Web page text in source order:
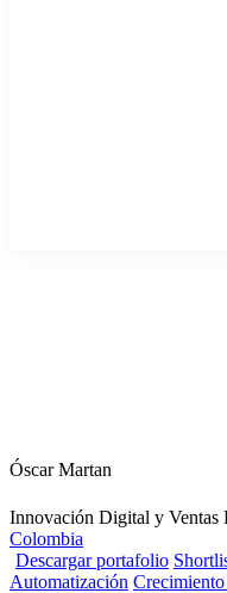
Óscar Martan
Innovación Digital y Ventas
Colombia
Descargar portafolio
Automatización